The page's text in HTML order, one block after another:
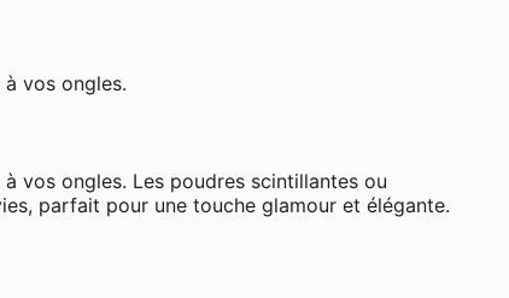
vos ongles.
vos ongles. Les poudres scintillantes ou
parfait pour une touche glamour et élégante.